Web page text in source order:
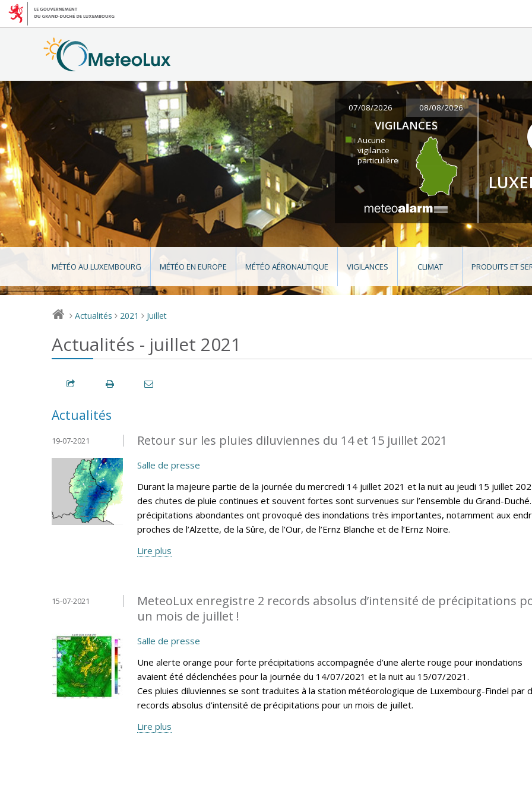
07/08/2026 08/08/2026
VIGILANCES
Aucune
vigilance
particulière
MÉTÉO AU LUXEMBOURG MÉTÉO EN EUROPE MÉTÉO AÉRONAUTIQUE VIGILANCES CLIMAT PRODUITS ET
> Actualités > 2021 > Juillet
Actualités - juillet 2021
Actualités
Retour sur les pluies diluviennes du 14 et 15 juillet 2021
19-07-2021
Salle de presse
Durant la majeure partie de la journée du mercredi 14 juillet 2021 et la nuit au jeudi 15 juillet
des chutes de pluie continues et souvent fortes sont survenues sur l’ensemble du Grand-
précipitations abondantes ont provoqué des inondations très importantes, notamment aux
proches de l’Alzette, de la Sûre, de l’Our, de l’Ernz Blanche et de l’Ernz Noire.
Lire plus
MeteoLux enregistre 2 records absolus d’intensité de précipitations
un mois de juillet !
15-07-2021
Salle de presse
Une alerte orange pour forte précipitations accompagnée d’une alerte rouge pour inondations
avaient été déclenchées pour la journée du 14/07/2021 et la nuit au 15/07/2021.
Ces pluies diluviennes se sont traduites à la station météorologique de Luxembourg-Findel par
records absolus d’intensité de précipitations pour un mois de juillet.
Lire plus